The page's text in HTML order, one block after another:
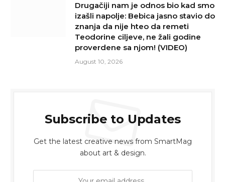
Drugačiji nam je odnos bio kad smo
izašli napolje: Bebica jasno stavio do
znanja da nije hteo da remeti
Teodorine ciljeve, ne žali godine
proverdene sa njom! (VIDEO)
August 10, 2026
Subscribe to Updates
Get the latest creative news from SmartMag
about art & design.